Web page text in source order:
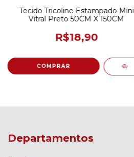
Tecido Tricoline Estampado Mini
Vitral Preto 50CM X 150CM
R$18,90
Departamentos